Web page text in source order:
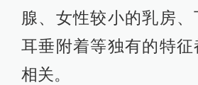
腺、女性较小的乳房、
耳垂附着等独有的特
相关。